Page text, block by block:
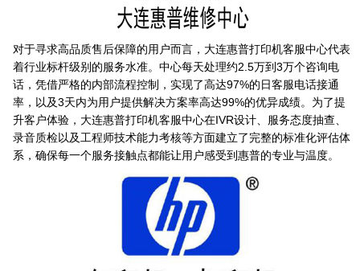
对于寻求高品质售后保障的用户而言，大连惠普打印机客服中心代表
着行业标杆级别的服务水准。中心每天处理约2.5万到3万个咨询电
话，凭借严格的内部流程控制，实现了高达97%的日客服电话接通
率，以及3天内为用户提供解决方案率高达99%的优异成绩。为了提
升客户体验，大连惠普打印机客服中心在IVR设计、服务态度抽查、
录音质检以及工程师技术能力考核等方面建立了完整的标准化评估体
系，确保每一个服务接触点都能让用户感受到惠普的专业与温度。